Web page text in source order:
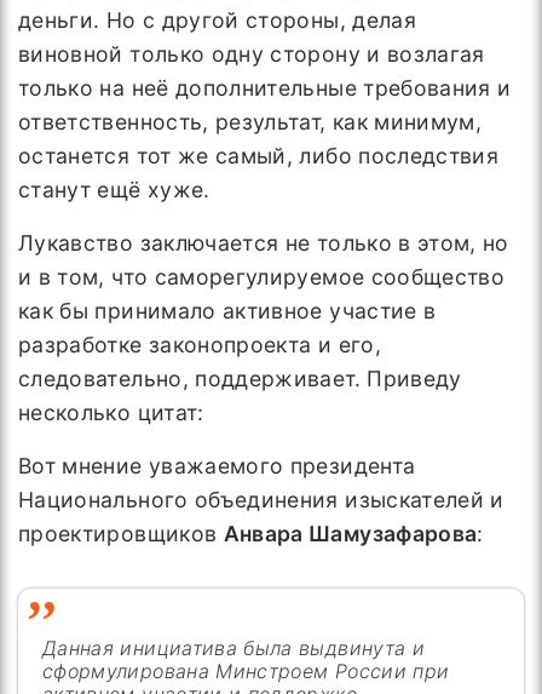
деньги. Но с другой стороны, делая
виновной только одну сторону и возлагая
только на неё дополнительные требования и
ответственность, результат, как минимум,
останется тот же самый, либо последствия
станут ещё хуже.
Лукавство заключается не только в этом, но
и в том, что саморегулируемое сообщество
как бы принимало активное участие в
разработке законопроекта и его,
следовательно, поддерживает. Приведу
несколько цитат:
Вот мнение уважаемого президента
Национального объединения изыскателей и
проектировщиков Анвара Шамузафарова:
Данная инициатива была выдвинута и
сформулирована Минстроем России при